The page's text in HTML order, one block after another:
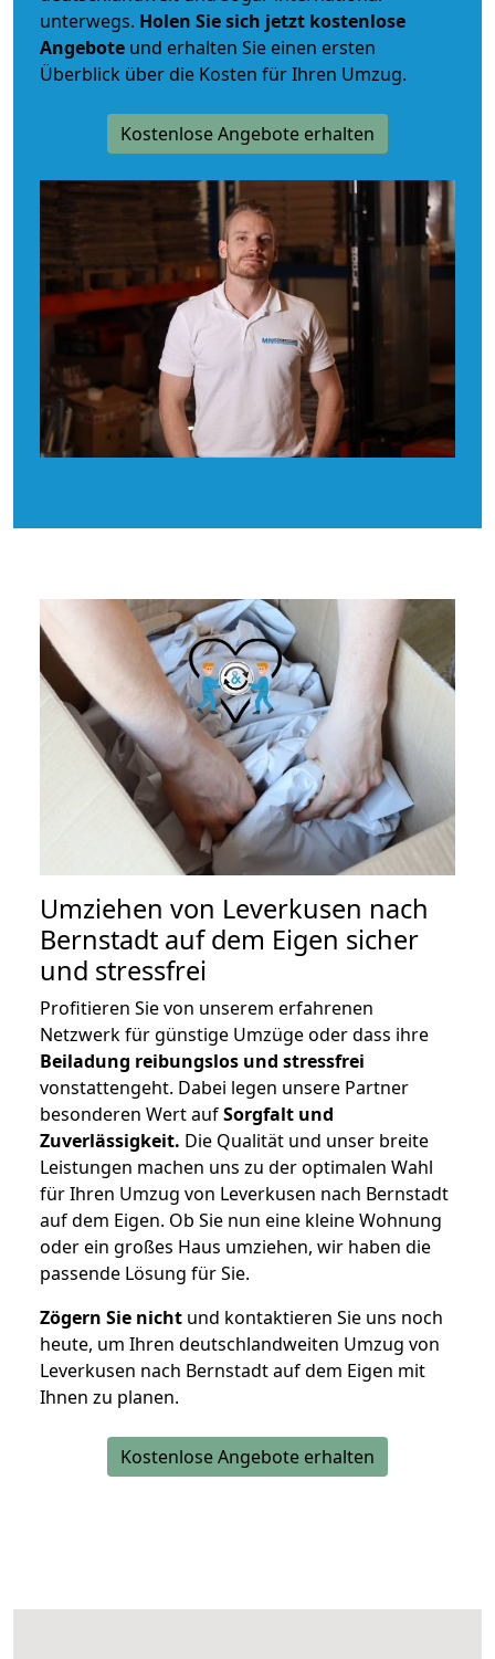
unterwegs. Holen Sie sich jetzt kostenlose
Angebote und erhalten Sie einen ersten
Überblick über die Kosten für Ihren Umzug.
Kostenlose Angebote erhalten
Umziehen von Leverkusen nach
Bernstadt auf dem Eigen sicher
und stressfrei
Profitieren Sie von unserem erfahrenen
Netzwerk für günstige Umzüge oder dass ihre
Beiladung reibungslos und stressfrei
vonstattengeht. Dabei legen unsere Partner
besonderen Wert aufSorgfalt und
Zuverlässigkeit. Die Qualität und unser breite
Leistungen machen uns zu der optimalen Wahl
für Ihren Umzug von Leverkusen nach Bernstadt
auf dem Eigen. Ob Sie nun eine kleine Wohnung
oder ein großes Haus umziehen, wir haben die
passende Lösung für Sie.
Zögern Sie nicht und kontaktieren Sie uns noch
heute, um Ihren deutschlandweiten Umzug von
Leverkusen nach Bernstadt auf dem Eigen mit
Ihnen zu planen.
Kostenlose Angebote erhalten